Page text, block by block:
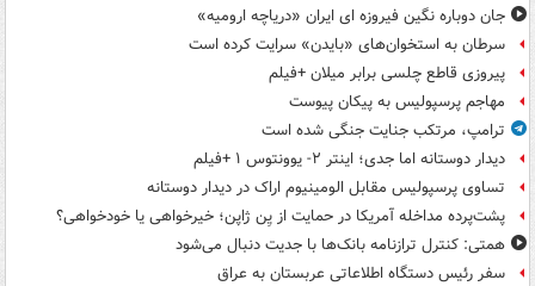
جان دوباره نگین فیروزه ای ایران «دریاچه ارومیه»
سرطان به استخوان‌های «بایدن» سرایت کرده است
پیروزی قاطع چلسی برابر میلان +فیلم
مهاجم پرسپولیس به پیکان پیوست
ترامپ، مرتکب جنایت جنگی شده است
دیدار دوستانه اما جدی؛ اینتر ۲- یوونتوس ۱ +فیلم
تساوی پرسپولیس مقابل الومینیوم اراک در دیدار دوستانه
پشت‌پرده مداخله آمریکا در حمایت از یِن ژاپن؛ خیرخواهی یا خودخواهی؟
همتی: کنترل ترازنامه بانک‌ها با جدیت دنبال می‌شود
سفر رئیس دستگاه اطلاعاتی عربستان به عراق